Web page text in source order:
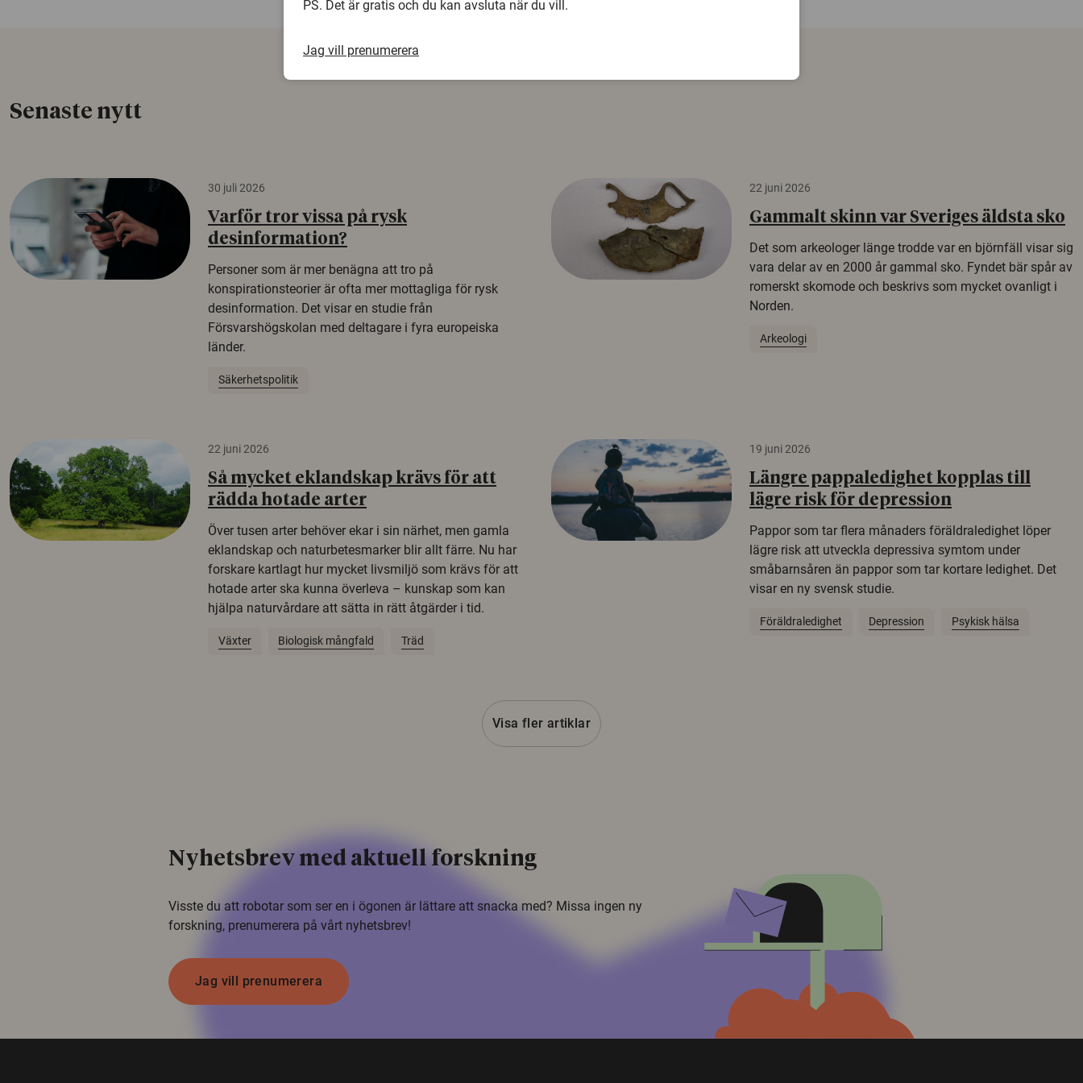
Senaste nytt
30 juli 2026
Varför tror vissa på rysk
desinformation?
Personer som är mer benägna att tro på
konspirationsteorier är ofta mer mottagliga för rysk
desinformation. Det visar en studie från
Försvarshögskolan med deltagare i fyra europeiska
länder.
Säkerhetspolitik
22 juni 2026
Gammalt skinn var Sveriges äldsta sko
Det som arkeologer länge trodde var en björnfäll visar sig
vara delar av en 2000 år gammal sko. Fyndet bär spår av
romerskt skomode och beskrivs som mycket ovanligt i
Norden.
Arkeologi
22 juni 2026
Så mycket eklandskap krävs för att
rädda hotade arter
Över tusen arter behöver ekar i sin närhet, men gamla
eklandskap och naturbetesmarker blir allt färre. Nu har
forskare kartlagt hur mycket livsmiljö som krävs för att
hotade arter ska kunna överleva – kunskap som kan
hjälpa naturvårdare att sätta in rätt åtgärder i tid.
Växter Biologisk mångfald Träd
19 juni 2026
Längre pappaledighet kopplas till
lägre risk för depression
Pappor som tar flera månaders föräldraledighet löper
lägre risk att utveckla depressiva symtom under
småbarnsåren än pappor som tar kortare ledighet. Det
visar en ny svensk studie.
Föräldraledighet Depression Psykisk hälsa
Visa fler artiklar
Nyhetsbrev med aktuell forskning
Visste du att robotar som ser en i ögonen är lättare att snacka med? Missa ingen ny
forskning, prenumerera på vårt nyhetsbrev!
Jag vill prenumerera
PS. Det är gratis och du kan avsluta när du vill.
Jag vill prenumerera